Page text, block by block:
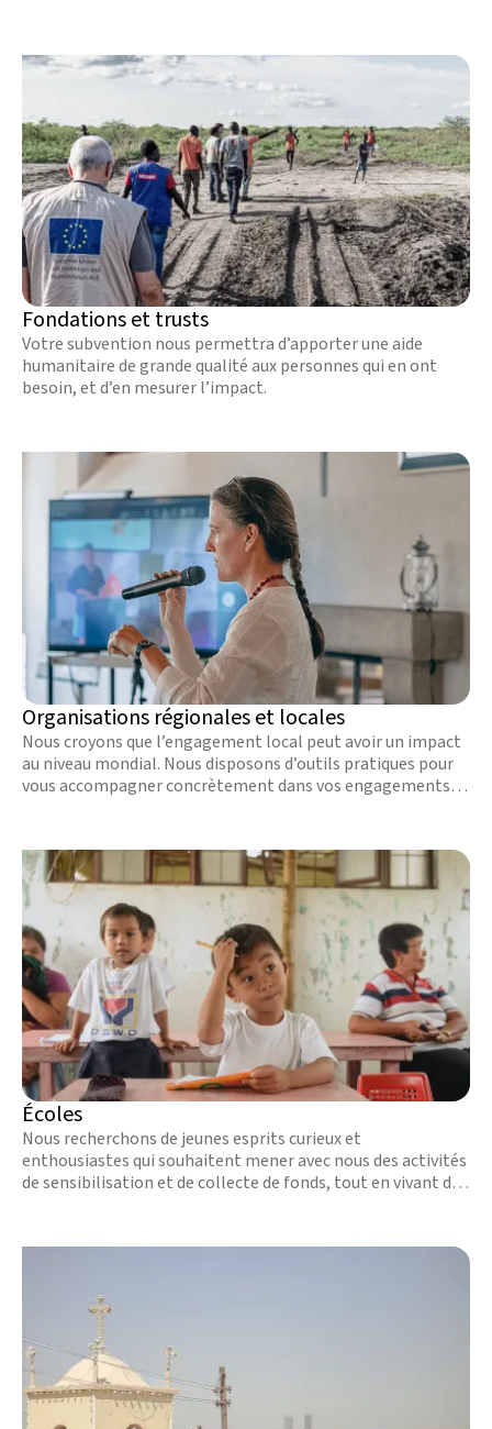
Fondations et trusts
Votre subvention nous permettra d’apporter une aide
humanitaire de grande qualité aux personnes qui en ont
besoin, et d’en mesurer l’impact.
Organisations régionales et locales
Nous croyons que l’engagement local peut avoir un impact
au niveau mondial. Nous disposons d’outils pratiques pour
vous accompagner concrètement dans vos engagements
Écoles
Nous recherchons de jeunes esprits curieux et
enthousiastes qui souhaitent mener avec nous des activités
de sensibilisation et de collecte de fonds, tout en vivant des